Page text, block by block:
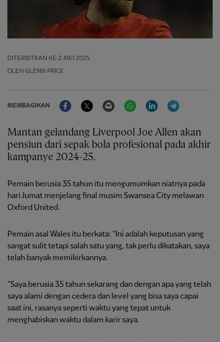
DITERBITKAN KE-2 MEI 2025
OLEH GLENN PRICE
MEMBAGIKAN
FacebookTwitter Email WhatsAppLinkedIn
Mantan gelandang Liverpool Joe Allen akan
pensiun dari sepak bola profesional pada akhir
kampanye 2024-25.
Pemain berusia 35 tahun itu mengumumkan niatnya pada
hari Jumat menjelang final musim Swansea City melawan
Oxford United.
Pemain asal Wales itu berkata: “Ini adalah keputusan yang
sangat sulit tetapi salah satu yang, tak perlu dikatakan, saya
telah banyak memikirkannya.
“Saya berusia 35 tahun sekarang dan dengan apa yang telah
saya alami dengan cedera dan level yang bisa saya capai
saat ini, rasanya seperti waktu yang tepat untuk
menghabiskan waktu dalam karir saya.